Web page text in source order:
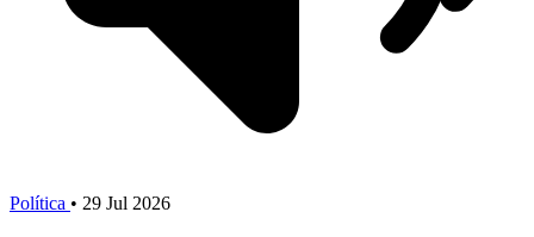
Política • 29 Jul 2026